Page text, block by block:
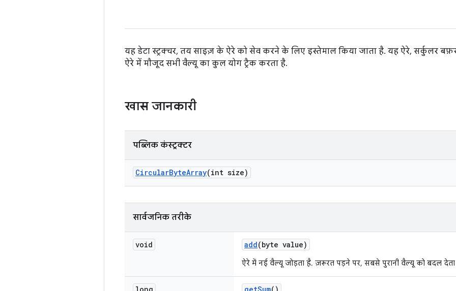
यह डेटा स्ट्रक्चर, तय साइज़ के ऐरे को सेव करने के लिए इस्तेमाल किया जाता है. यह ऐरे, सर्कुलर
ऐरे में मौजूद सभी वैल्यू का कुल योग ट्रैक करता है.
खास जानकारी
पब्लिक कंस्ट्रक्टर
CircularByteArray(int size)
सार्वजनिक तरीके
void add(byte value)
ऐरे में नई वैल्यू जोड़ता है. ज़रूरत पड़ने पर, सबसे पुरानी वैल्यू को बदल